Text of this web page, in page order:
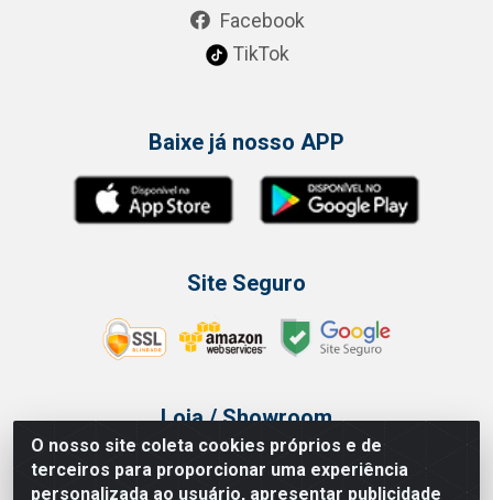
O nosso site coleta cookies próprios e de
terceiros para proporcionar uma experiência
personalizada ao usuário, apresentar publicidade
Facebook
TikTok
Baixe já nosso APP
Site Seguro
Loja / Showroom
Tel.: (11) 3314 6400
Av Vautier, 468 - Pari - São Paulo/SP